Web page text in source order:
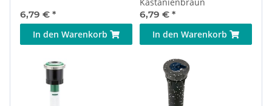
6,79 € *
In den Warenkorb
6,79 € *
In den Warenkorb